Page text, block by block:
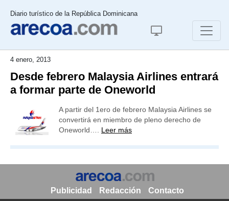
Diario turístico de la República Dominicana
4 enero, 2013
Desde febrero Malaysia Airlines entrará
a formar parte de Oneworld
A partir del 1ero de febrero Malaysia Airlines se
convertirá en miembro de pleno derecho de
Oneworld…. Leer más
Publicidad Redacción Contacto